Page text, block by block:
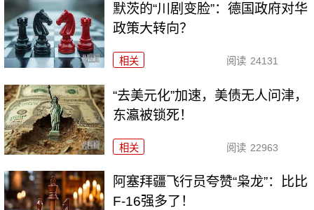
默茨的“川剧变脸”：德国政府对华
政策大转向？
相关 阅读 24131
“去美元化”加速，美债无人问津，
东瀛被锁死！
相关 阅读 22963
阿塞拜疆飞行员夸赞“枭龙”：比比
F-16强多了！